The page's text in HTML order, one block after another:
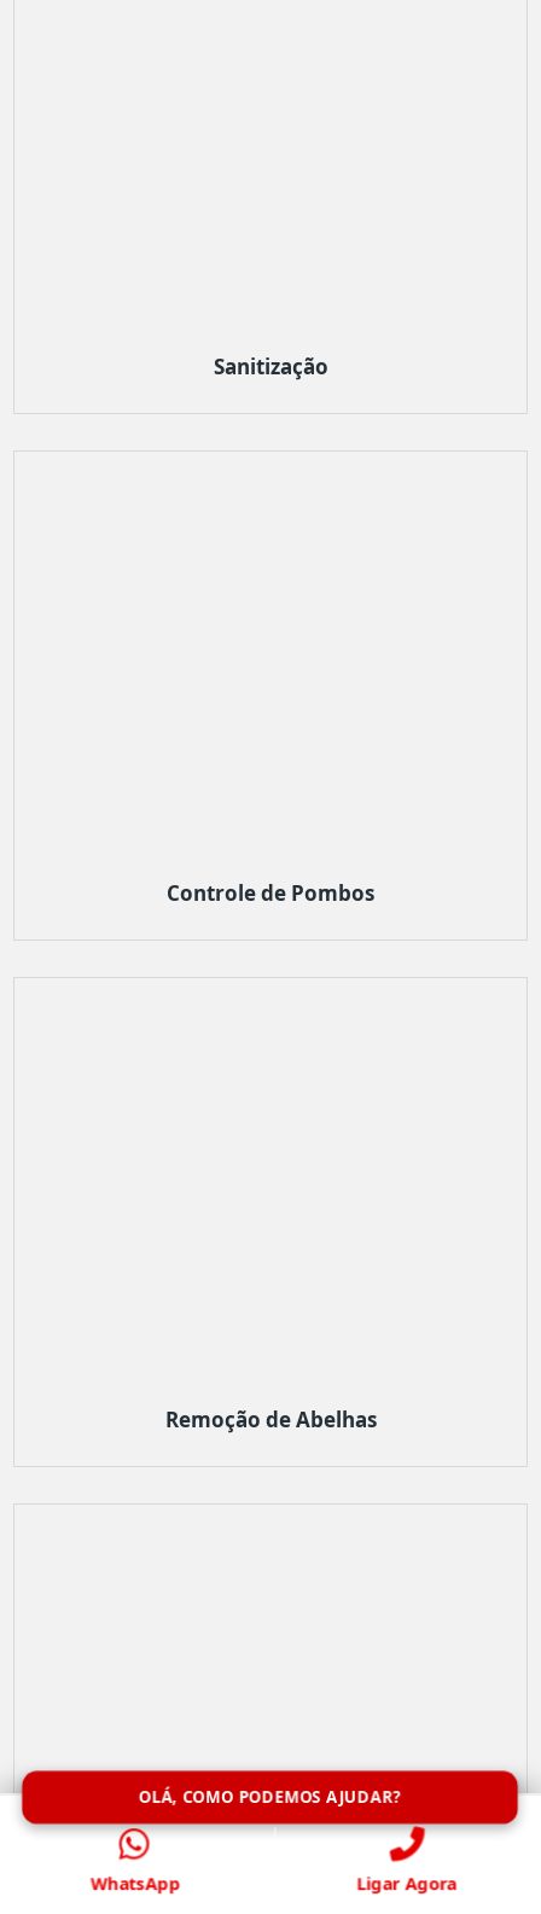
Sanitização
Controle de Pombos
Remoção de Abelhas
OLÁ, COMO PODEMOS AJUDAR?
WhatsApp Ligar Agora